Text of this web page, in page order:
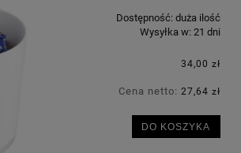
Dostępność: duża ilość
Wysyłka w: 21 dni
34,00 zł
Cena netto: 27,64 zł
DO KOSZYKA